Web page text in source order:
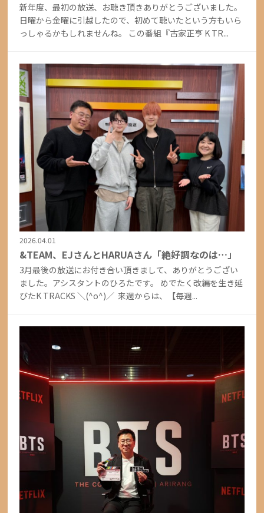
新年度、最初の放送、お聴き頂きありがとうございました。
日曜から金曜に引越したので、初めて聴いたという方もいら
っしゃるかもしれませんね。 この番組『古家正亨 K TR...
2026.04.01
&TEAM、EJさんとHARUAさん「絶好調なのは…」
3月最後の放送にお付き合い頂きまして、ありがとうござい
ました。アシスタントのひろたです。 めでたく改編を生き延
びたK TRACKS ＼(^o^)／ 来週からは、【毎週...